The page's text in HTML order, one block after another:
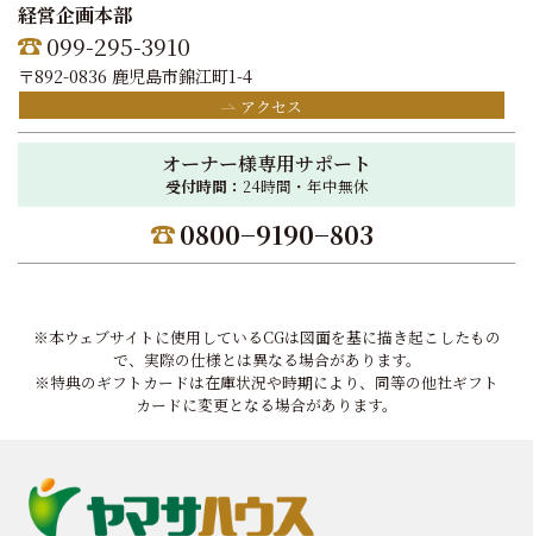
経営企画本部
099-295-3910
〒892-0836 鹿児島市錦江町1-4
アクセス
オーナー様専用サポート
受付時間： 24時間・年中無休
0800−9190−803
※本ウェブサイトに使用しているCGは図面を基に描き起こしたもの
で、実際の仕様とは異なる場合があります。
※特典のギフトカードは在庫状況や時期により、同等の他社ギフト
カードに変更となる場合があります。